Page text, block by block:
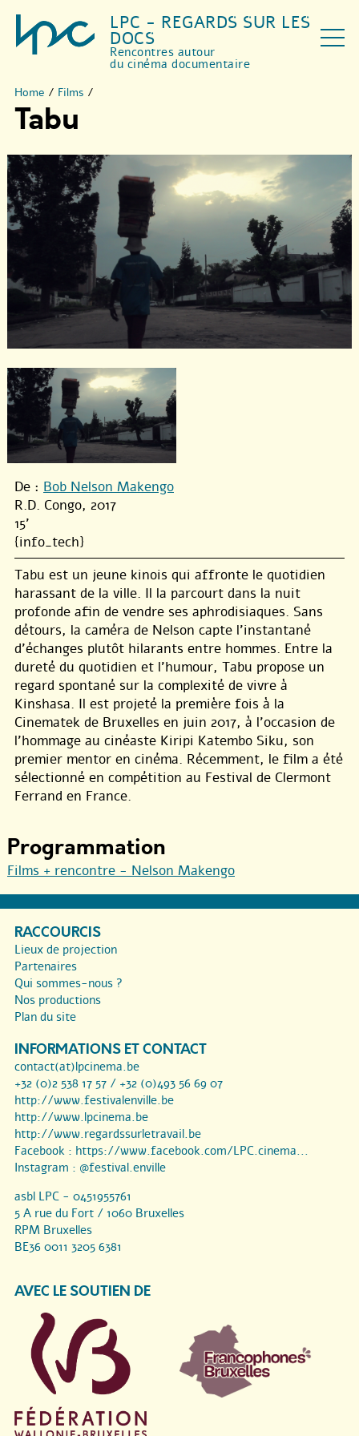
LPC - REGARDS SUR LES
DOCS
Rencontres autour
du cinéma documentaire
Home / Films /
Tabu
De : Bob Nelson Makengo
R.D. Congo, 2017
15'
{info_tech}
Tabu est un jeune kinois qui affronte le quotidien
harassant de la ville. Il la parcourt dans la nuit
profonde afin de vendre ses aphrodisiaques. Sans
détours, la caméra de Nelson capte l’instantané
d’échanges plutôt hilarants entre hommes. Entre la
dureté du quotidien et l’humour, Tabu propose un
regard spontané sur la complexité de vivre à
Kinshasa. Il est projeté la première fois à la
Cinematek de Bruxelles en juin 2017, à l’occasion de
l’hommage au cinéaste Kiripi Katembo Siku, son
premier mentor en cinéma. Récemment, le film a été
sélectionné en compétition au Festival de Clermont
Ferrand en France.
Programmation
Films + rencontre - Nelson Makengo
RACCOURCIS
Lieux de projection
Partenaires
Qui sommes-nous ?
Nos productions
Plan du site
INFORMATIONS ET CONTACT
contact(at)lpcinema.be
+32 (0)2 538 17 57 / +32 (0)493 56 69 07
http://www.festivalenville.be
http://www.lpcinema.be
http://www.regardssurletravail.be
Facebook : https://www.facebook.com/LPC.cinema...
Instagram : @festival.enville
asbl LPC - 0451955761
5 A rue du Fort / 1060 Bruxelles
RPM Bruxelles
BE36 0011 3205 6381
AVEC LE SOUTIEN DE